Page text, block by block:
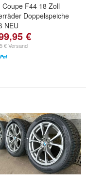
Coupe F44 18 Zoll
Doppelspeiche
NEU
€
€ Versand